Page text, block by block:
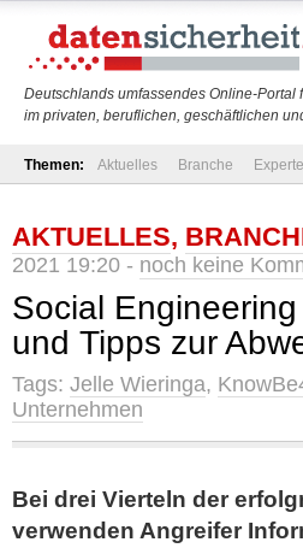
Deutschlands umfassendes Online-Portal
im privaten, beruflichen, geschäftlichen
Themen: Aktuelles Branche
AKTUELLES,
2021 19:20 - noch keine
Social
und Tipps zur
Tags: Jelle Wieringa,
Unternehmen
Bei drei Vierteln der
verwenden Angreifer